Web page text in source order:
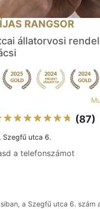
RANGSOR
állatorvosi
(87)
Szegfű utca 6.
a telefonszámot
a Szegfű utca 6. szám